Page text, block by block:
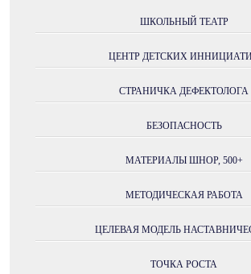
ШКОЛЬНЫЙ ТЕАТР
ЦЕНТР ДЕТСКИХ
СТРАНИЧКА ДЕФЕКТОЛОГА
БЕЗОПАСНОСТЬ
МАТЕРИАЛЫ ШНОР, 500+
МЕТОДИЧЕСКАЯ РАБОТА
ЦЕЛЕВАЯ МОДЕЛЬ
ТОЧКА РОСТА